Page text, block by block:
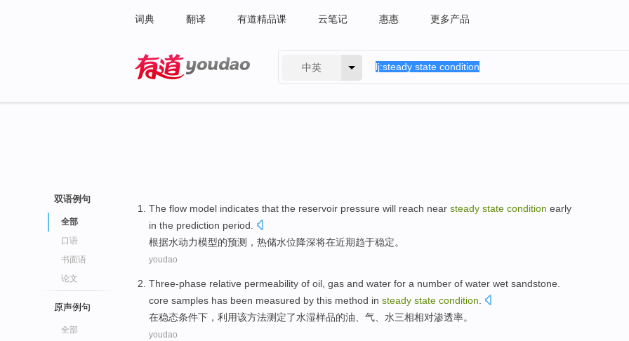
词典 翻译 有道精品课 云笔记 惠惠 更多产品
中英
双语例句
全部
口语
书面语
论文
原声例句
全部
The flow model indicates that the reservoir pressure will reach near steady state condition early
in the prediction period.
根据水动力模型的预测， 热储水位降深将在近期趋于稳定。
youdao
Three-phase relative permeability of oil gas and water for a number of water wet sandstone.
core samples has been measured by this method in steady state condition
在稳态条件下，利用该方法测定了水湿样品的油 气 、水三相相对渗透率。
youdao